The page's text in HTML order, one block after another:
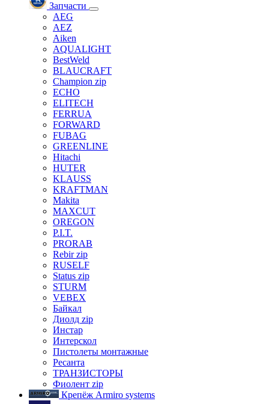
Запчасти
AEG
AEZ
Aiken
AQUALIGHT
BestWeld
BLAUCRAFT
Champion zip
ECHO
ELITECH
FERRUA
FORWARD
FUBAG
GREENLINE
Hitachi
HUTER
KLAUSS
KRAFTMAN
Makita
MAXCUT
OREGON
P.I.T.
PRORAB
Rebir zip
RUSELF
Status zip
STURM
VEBEX
Байкал
Диолд zip
Инстар
Интерскол
Пистолеты монтажные
Ресанта
ТРАНЗИСТОРЫ
Фиолент zip
Крепёж Armiro systems